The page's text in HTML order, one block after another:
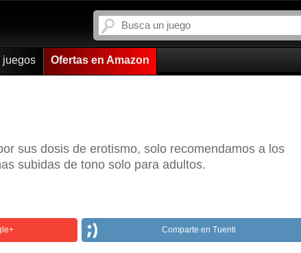
juegos Ofertas en Amazon
sus dosis de erotismo, solo recomendamos a los
subidas de tono solo para adultos.
Comparte en Tuenti